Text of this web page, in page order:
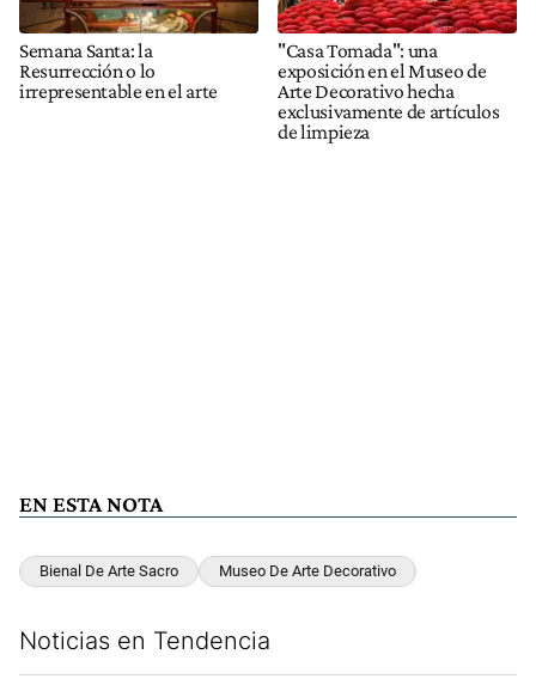
Semana Santa: la
Resurrección o lo
irrepresentable en el arte
"Casa Tomada": una
exposición en el Museo de
Arte Decorativo hecha
exclusivamente de artículos
de limpieza
EN ESTA NOTA
Bienal De Arte Sacro Museo De Arte Decorativo
Noticias en Tendencia